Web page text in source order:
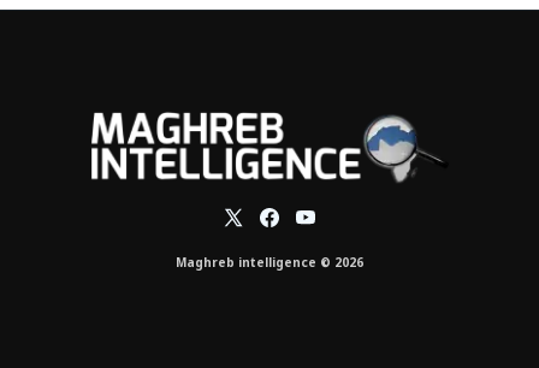
Maghreb intelligence © 2026